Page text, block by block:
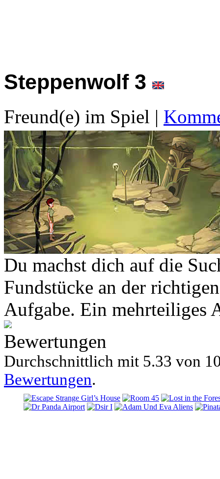
Steppenwolf 3
Freund(e) im Spiel |
Du machst dich auf die
Fundstücke an der
Aufgabe. Ein mehrteiliges
Bewertungen
Durchschnittlich mit 5.33 von
Bewertungen.